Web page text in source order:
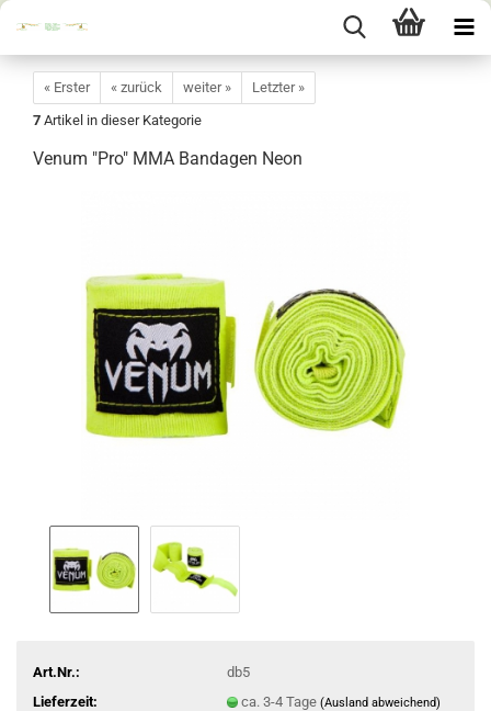
« Erster « zurück weiter »
Letzter »
7 Artikel in dieser Kategorie
Venum "Pro" MMA Bandagen Neon
Art.Nr.:
db5
Lieferzeit:
ca. 3-4 Tage (Ausland abweichend)